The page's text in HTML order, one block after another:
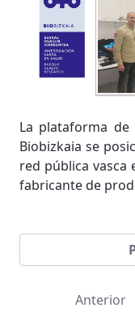
La plataforma
Biobizkaia se
red pública vasca
fabricante de
Anterior